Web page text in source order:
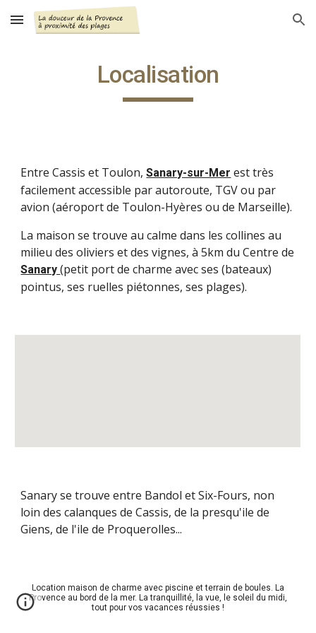
Skip to main content Skip to navigation
Localisation
Entre Cassis et Toulon,Sanary-sur-Mer est très
facilement accessible par autoroute, TGV ou par
avion (aéroport de Toulon-Hyères ou de Marseille).
La maison se trouve au calme dans les collines au
milieu des oliviers et des vignes, à 5km du Centre de
Sanary(petit port de charme avec ses (bateaux)
pointus, ses ruelles piétonnes, ses plages).
Sanary se trouve entre Bandol et Six-Fours, non
loin des calanques de Cassis, de la presqu'ile de
Giens, de l'ile de Proquerolles...
Location maison de charme avec piscine et terrain de boules. La
Provence au bord de la mer. La tranquillité, la vue, le soleil du midi,
tout pour vos vacances réussies !